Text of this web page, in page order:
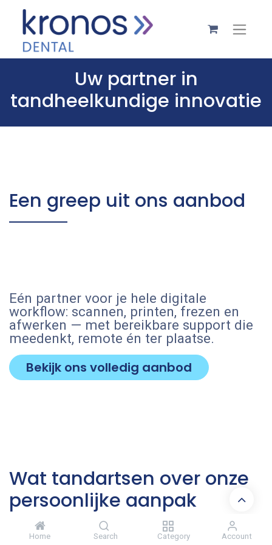
Home Search Category Account
Uw partner in
tandheelkundige innovatie
Een greep uit ons aanbod
Eén partner voor je hele digitale
workflow: scannen, printen, frezen en
afwerken — met bereikbare support die
meedenkt, remote én ter plaatse.
Bekijk ons volledig aanbod
Wat tandartsen over onze
persoonlijke aanpak
zeggen